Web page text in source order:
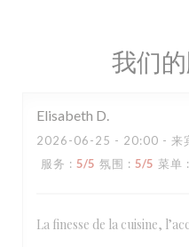
我们
Elisabeth D
2026-06-25 - 20:00 - 来
服务 : 5/5 氛围 : 5/5 菜单 :
La finesse de la cuisine,